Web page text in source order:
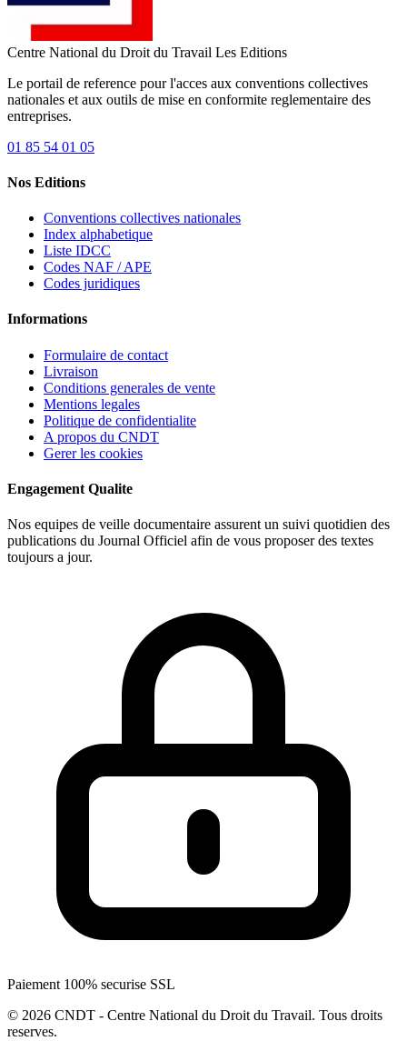
Centre National du Droit du Travail Les Editions
Le portail de reference pour l'acces aux conventions collectives
nationales et aux outils de mise en conformite reglementaire des
entreprises.
01 85 54 01 05
Nos Editions
Conventions collectives nationales
Index alphabetique
Liste IDCC
Codes NAF / APE
Codes juridiques
Informations
Formulaire de contact
Livraison
Conditions generales de vente
Mentions legales
Politique de confidentialite
A propos du CNDT
Gerer les cookies
Engagement Qualite
Nos equipes de veille documentaire assurent un suivi quotidien des
publications du Journal Officiel afin de vous proposer des textes
toujours a jour.
Paiement 100% securise SSL
© 2026 CNDT - Centre National du Droit du Travail. Tous droits
reserves.